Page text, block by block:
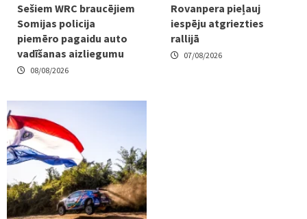
Sešiem WRC braucējiem
Somijas policija
piemēro pagaidu auto
vadīšanas aizliegumu
08/08/2026
Rovanpera pieļauj
iespēju atgriezties
rallijā
07/08/2026